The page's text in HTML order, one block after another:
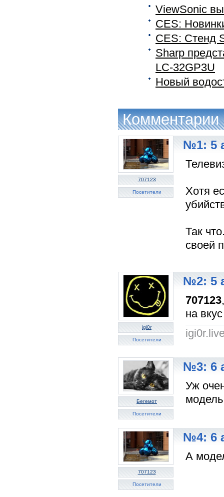
ViewSonic
CES:
CES: Стенд
Sharp
LC-32GP3U
Новый
Комментарии
707123
Посетители
№1: 5
Хотя
Так
своей
igi0r
Посетители
№2: 5
707123,
на
Бегемот
Посетители
№3: 6
Уж
707123
Посетители
№4: 6
А